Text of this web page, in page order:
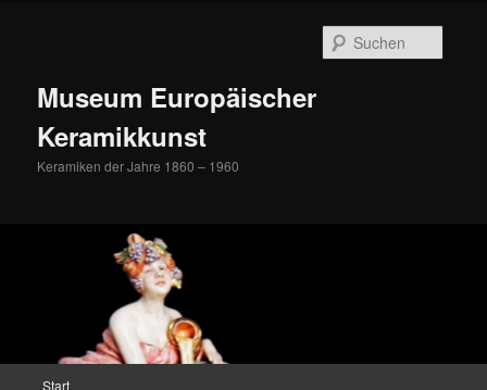
Museum Europäischer
Keramikkunst
Keramiken der Jahre 1860 – 1960
Start